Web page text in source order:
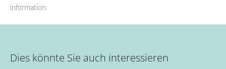
information.
Dies könnte Sie auch interessieren